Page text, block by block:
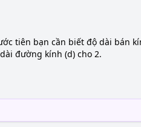
tiên bạn cần biết độ dài bán
đường kính (d) cho 2.